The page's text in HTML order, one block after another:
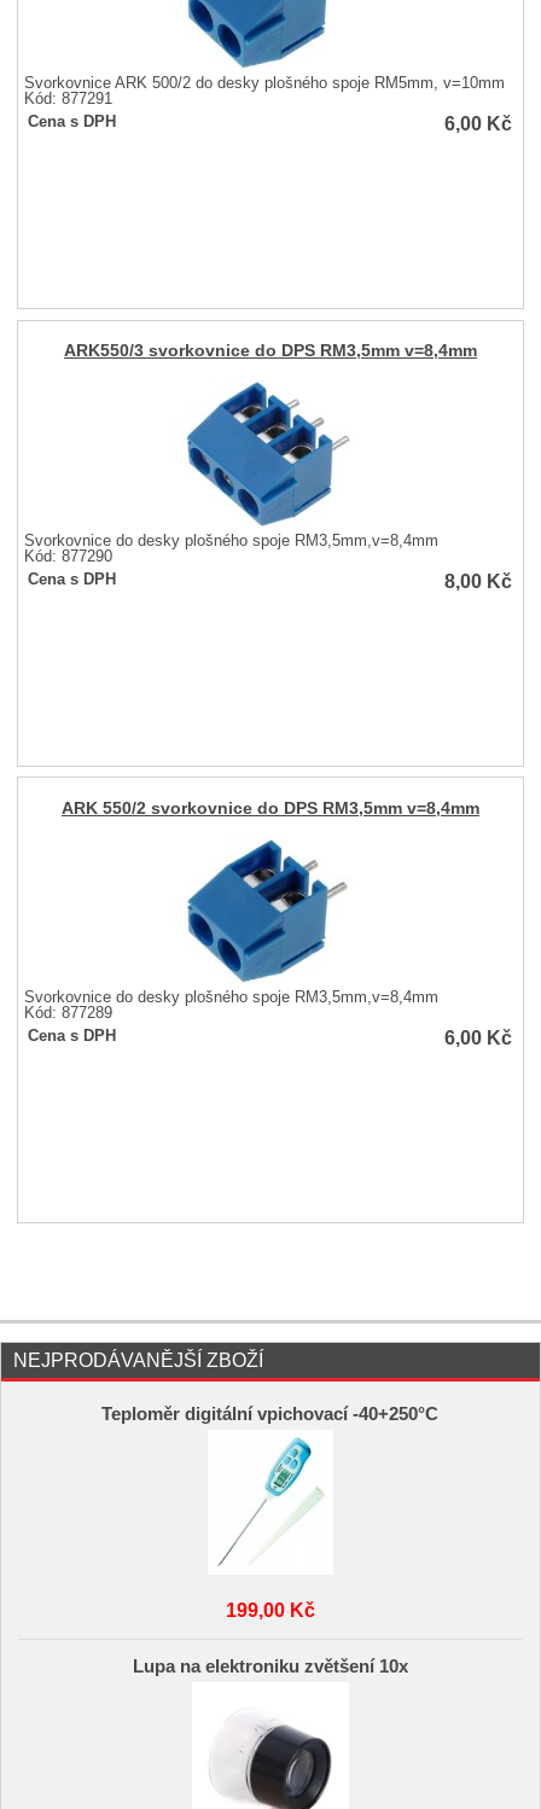
Svorkovnice ARK 500/2 do desky plošného spoje RM5mm, v=10mm
Kód: 877291
Cena s DPH
6,00 Kč
ARK550/3 svorkovnice do DPS RM3,5mm v=8,4mm
Svorkovnice do desky plošného spoje RM3,5mm,v=8,4mm
Kód: 877290
Cena s DPH
8,00 Kč
ARK 550/2 svorkovnice do DPS RM3,5mm v=8,4mm
Svorkovnice do desky plošného spoje RM3,5mm,v=8,4mm
Kód: 877289
Cena s DPH
6,00 Kč
NEJPRODÁVANĚJŠÍ ZBOŽÍ
Teploměr digitální vpichovací -40+250°C
199,00 Kč
Lupa na elektroniku zvětšení 10x